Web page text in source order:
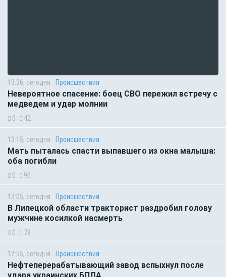
13:36, сегодня Происшествия
Невероятное спасение: боец СВО пережил встречу с
медведем и удар молнии
0 42
13:15, сегодня Происшествия
Мать пыталась спасти выпавшего из окна малыша:
оба погибли
0 96
13:05, сегодня Происшествия
В Липецкой области тракторист раздробил голову
мужчине косилкой насмерть
0 78
12:55, сегодня Происшествия
Нефтеперерабатывающий завод вспыхнул после
удара украинских БПЛА